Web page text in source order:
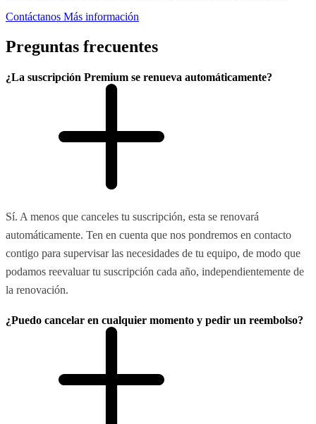
Contáctanos Más información
Preguntas frecuentes
¿La suscripción Premium se renueva automáticamente?
Sí. A menos que canceles tu suscripción, esta se renovará
automáticamente. Ten en cuenta que nos pondremos en contacto
contigo para supervisar las necesidades de tu equipo, de modo que
podamos reevaluar tu suscripción cada año, independientemente de
la renovación.
¿Puedo cancelar en cualquier momento y pedir un reembolso?